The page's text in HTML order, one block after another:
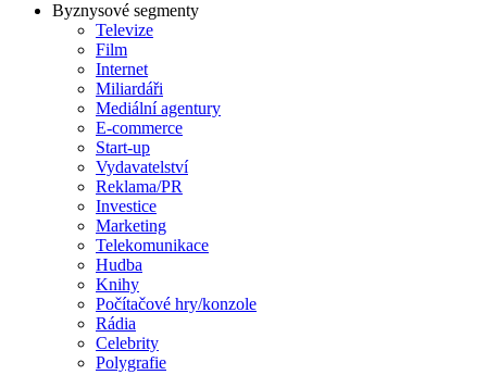
Byznysové segmenty
Televize
Film
Internet
Miliardáři
Mediální agentury
E-commerce
Start-up
Vydavatelství
Reklama/PR
Investice
Marketing
Telekomunikace
Hudba
Knihy
Počítačové hry/konzole
Rádia
Celebrity
Polygrafie